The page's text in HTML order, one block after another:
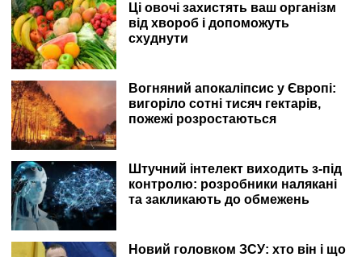
Ці овочі захистять ваш організм
від хвороб і допоможуть
схуднути
Вогняний апокаліпсис у Європі:
вигоріло сотні тисяч гектарів,
пожежі розростаються
Штучний інтелект виходить з-під
контролю: розробники налякані
та закликають до обмежень
Новий головком ЗСУ: хто він і що